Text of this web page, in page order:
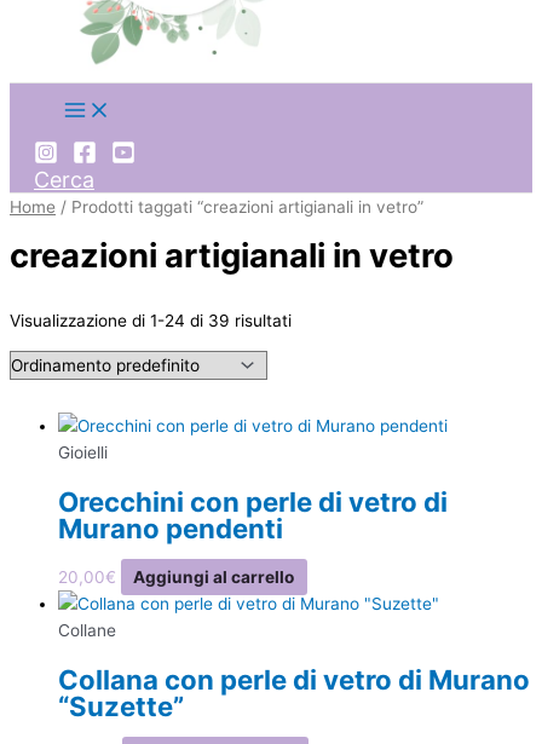
Cerca
Home / Prodotti taggati “creazioni artigianali in vetro”
creazioni artigianali in vetro
Visualizzazione di 1-24 di 39 risultati
Gioielli
Orecchini con perle di vetro di
Murano pendenti
20,00€ Aggiungi al carrello
Collane
Collana con perle di vetro di Murano
“Suzette”